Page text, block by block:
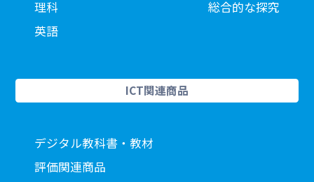
理科
英語
総合的な探究
ICT関連商品
デジタル教科書・教材
評価関連商品